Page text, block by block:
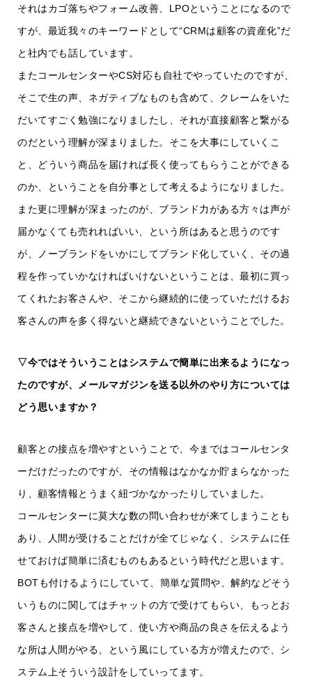
それはカゴ落ちやフォーム改善、LPOということになるので
すが、最近我々のキーワードとして“CRMは顧客の資産化”だ
と社内でも話しています。
またコールセンターやCS対応も自社でやっていたのですが、
そこで生の声、ネガティブなものも含めて、クレームをいた
だいてすごく勉強になりましたし、それが直接顧客と繋がる
のだという理解が深まりました。そこを大事にしていくこ
と、どういう商品を届ければ長く使ってもらうことができる
のか、ということを自分事として考えるようになりました。
また更に理解が深まったのが、ブランド力がある方々は声が
届かなくても売れればいい、という所はあると思うのです
が、ノーブランドをいかにしてブランド化していく、その過
程を作っていかなければいけないということは、最初に買っ
てくれたお客さんや、そこから継続的に使っていただけるお
客さんの声を多く得ないと継続できないということでした。
▽今ではそういうことはシステムで簡単に出来るようになっ
たのですが、メールマガジンを送る以外のやり方については
どう思いますか？
顧客との接点を増やすということで、今まではコールセンタ
ーだけだったのですが、その情報はなかなか貯まらなかった
り、顧客情報とうまく紐づかなかったりしていました。
コールセンターに莫大な数の問い合わせが来てしまうことも
あり、人間が受けることだけが全てじゃなく、システムに任
せておけば簡単に済むものもあるという時代だと思います。
BOTも付けるようにしていて、簡単な質問や、解約などそう
いうものに関してはチャットの方で受けてもらい、もっとお
客さんと接点を増やして、使い方や商品の良さを伝えるよう
な所は人間がやる、という風にしている方が増えたので、シ
ステム上そういう設計をしていってます。